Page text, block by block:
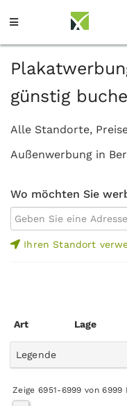
günstig
Alle Standorte,
Außenwerbung in
Wo möchten Sie
Ihren Standort
Art Lage
Legende
Zeige 6951-6999 von 6999